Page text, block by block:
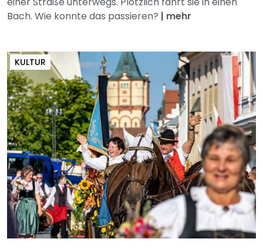
Bach. Wie konnte das passieren? | mehr
KULTUR